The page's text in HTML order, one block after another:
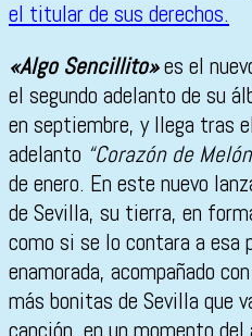
«Algo Sencillito»es el
el segundo adelanto de su
en septiembre, y llega tras
adelanto “Corazón de
de enero. En este nuevo
de Sevilla, su tierra, en
como si se lo contara a esa
enamorada, acompañado
más bonitas de Sevilla que
canción, en un momento del